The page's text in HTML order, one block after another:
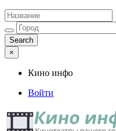
×
Кино инфо
Войти